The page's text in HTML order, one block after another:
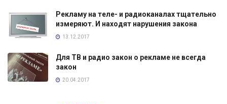
Рекламу на теле- и радиоканалах тщательно
измеряют. И находят нарушения закона
13.12.2017
Для ТВ и радио закон о рекламе не всегда
закон
20.04.2017